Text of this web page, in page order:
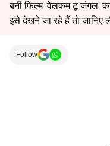
बनी फिल्म 'वेलकम टू जंगल'
इसे देखने जा रहे हैं तो जानिए
Follow